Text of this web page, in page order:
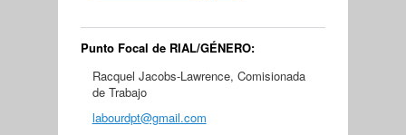
Punto Focal de RIAL/GÉNERO:
Racquel Jacobs-Lawrence, Comisionada
de Trabajo
labourdpt@gmail.com